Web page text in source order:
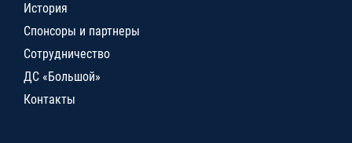
История
Спонсоры и партнеры
Сотрудничество
ДС «Большой»
Контакты